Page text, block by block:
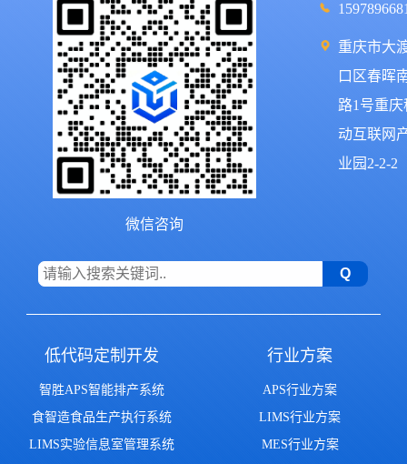
微信咨询
重庆市大
口区春晖
路1号重庆
动互联网
业园2-2-2
低代码定制开发
智胜APS智能排产系统
食智造食品生产执行系统
LIMS实验信息室管理系统
行业方案
APS行业方案
LIMS行业方案
MES行业方案